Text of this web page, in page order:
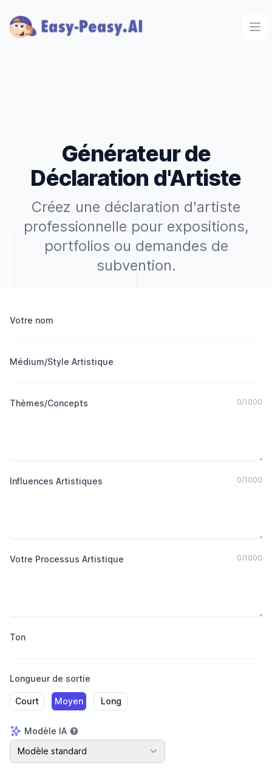
Générateur de
Déclaration d'Artiste
Créez une déclaration d'artiste
professionnelle pour expositions,
portfolios ou demandes de
subvention.
Votre nom
Médium/Style Artistique
Thèmes/Concepts 0/1000
Influences Artistiques 0/1000
Votre Processus Artistique 0/1000
Ton
Longueur de sortie
Court Moyen Long
Modèle IA
Modèle IA
Modèle standard